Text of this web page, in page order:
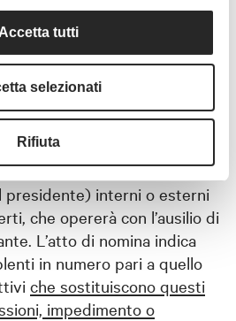
tutti
selezionati
Rifiuta
5
DI SELEZIONE
di interesse, il
apposita
costituita da n. 3 (tre)
presidente) interni o esterni
che opererà con l’ausilio di
L’atto di nomina indica
in numero pari a quello
che sostituiscono questi
impedimento o